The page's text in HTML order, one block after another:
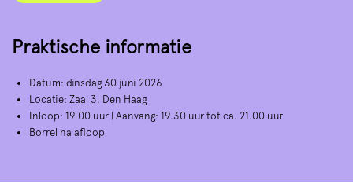
Praktische informatie
Datum: dinsdag 30 juni 2026
Locatie: Zaal 3, Den Haag
Inloop: 19.00 uur | Aanvang: 19.30 uur tot ca. 21.00 uur
Borrel na afloop